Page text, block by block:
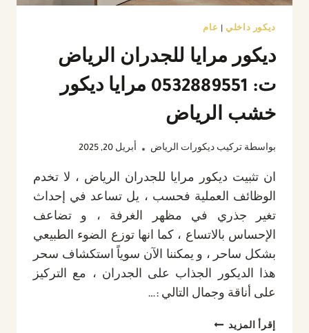
ديكور داخلي عام
ديكور مرايا للجدران الرياض
ت: 0532889551 مرايا ديكور
خشب الرياض
بواسطة تركيب ديكورات الرياض أبريل 20, 2025
ان تثبيت ديكور مرايا للجدران الرياض ، لا تخدم
الوظائف العملية فحسب ، يل تساعد في إحداث
تغير جذري في مظهر الغرفة ، و تضاعف
الإحساس بالاتساع ، كما انها توزع الضوء الطبيعي
بشكل ساحر ، و يمكننا الآن سوياً استكشاف سحر
هذا الديكور الجذاب على الجدران ، مع التركيز
على أناقة وجمال التالي :…
إقرأ المزيد ديكور